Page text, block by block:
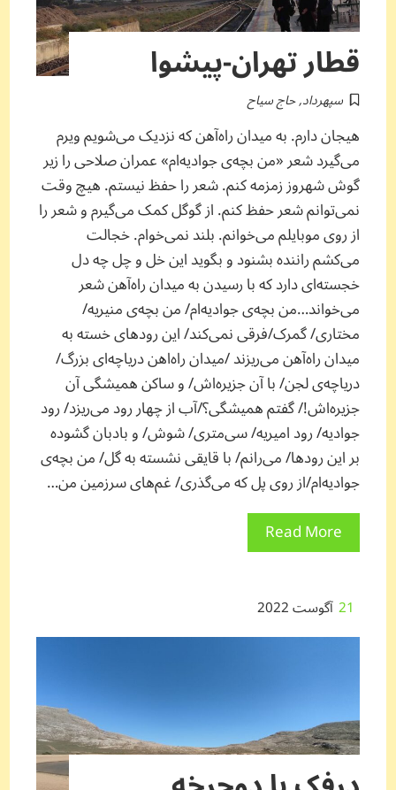
قطار تهران-پیشوا
سپهرداد,حاج سیاح
هیجان دارم. به میدان راه‌آهن که نزدیک می‌شویم ویرم
می‌گیرد شعر «من بچه‌ی جوادیه‌ام» عمران صلاحی را زیر
گوش شهروز زمزمه کنم. شعر را حفظ نیستم. هیچ وقت
نمی‌توانم شعر حفظ کنم. از گوگل کمک می‌گیرم و شعر را
از روی موبایلم می‌خوانم. بلند نمی‌خوام. خجالت
می‌کشم راننده بشنود و بگوید این خل و چل چه دل
خجسته‌ای دارد که با رسیدن به میدان راه‌آهن شعر
می‌خواند…من بچه‌ی جوادیه‌ام/ من بچه‌ی منیریه/
مختاری/ گمرک/فرقی نمی‌کند/ این رودهای خسته به
میدان راه‌آهن می‌ریزند /میدان راه‌اهن دریاچه‌ای بزرگ/
دریاچه‌ی لجن/ با آن جزیره‌اش/ و ساکن همیشگی آن
جزیره‌اش!/ گفتم همیشگی؟/آب از چهار رود می‌ریزد/ رود
جوادیه/ رود امیریه/ سی‌متری/ شوش/ و بادبان گشوده
بر این رودها/ می‌رانم/ با قایقی نشسته به گل/ من بچه‌ی
جوادیه‌ام/از روی پل که می‌گذری/ غم‌های سرزمین من…
Read More
21آگوست 2022